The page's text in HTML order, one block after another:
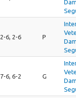
2-6, 2-6 P
7-6, 6-2 G